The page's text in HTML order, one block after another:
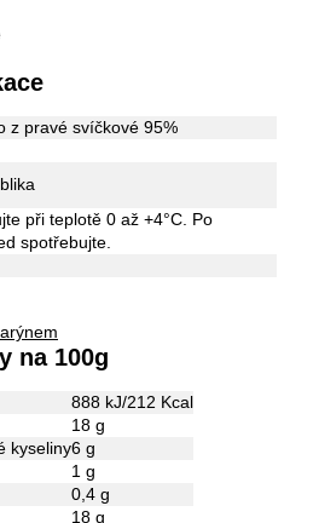
z pravé svíčkové 95%
při teplotě 0 až +4°C. Po
spotřebujte.
na 100g
888 kJ/212 Kcal
18 g
kyseliny6 g
1 g
0,4 g
18 g